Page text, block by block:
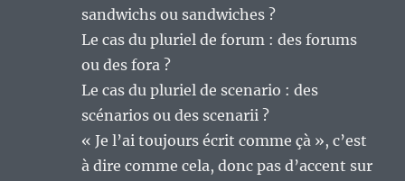
sandwichs ou sandwiches ?
Le cas du pluriel de forum : des forums
ou des fora ?
Le cas du pluriel de scenario : des
scénarios ou des scenarii ?
« Je l’ai toujours écrit comme çà », c’est
à dire comme cela, donc pas d’accent sur